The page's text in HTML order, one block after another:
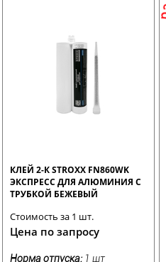
КЛЕЙ 2-К STROXX FN860WK
ЭКСПРЕСС ДЛЯ АЛЮМИНИЯ С
ТРУБКОЙ БЕЖЕВЫЙ
Стоимость за 1 шт.
Цена по запросу
Норма отпуска: 1 шт